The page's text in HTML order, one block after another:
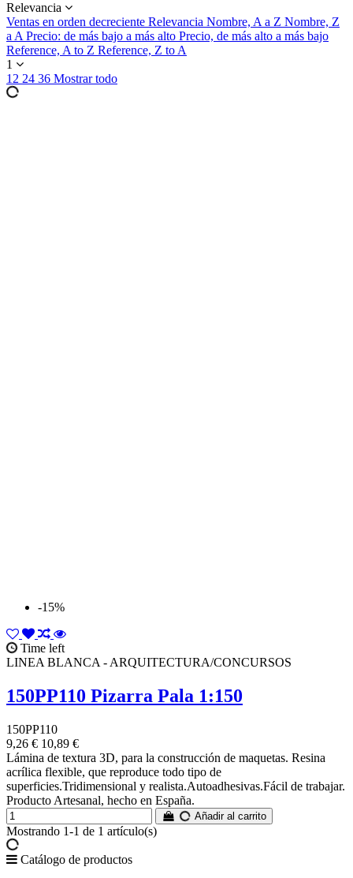
Relevancia
Ventas en orden decreciente Relevancia Nombre, A a Z Nombre, Z
a APrecio: de más bajo a más alto Precio, de más alto a más bajo
Reference, A to Z Reference, Z to A
1
12 24 36 Mostrar todo
-15%
Time left
LINEA BLANCA - ARQUITECTURA/CONCURSOS
150PP110 Pizarra Pala 1:150
150PP110
9,26 € 10,89 €
Lámina de textura 3D, para la construcción de maquetas. Resina
acrílica flexible, que reproduce todo tipo de
superficies.Tridimensional y realista.Autoadhesivas.Fácil de trabajar.
Producto Artesanal, hecho en España.
Añadir al carrito
Mostrando 1-1 de 1 artículo(s)
Catálogo de productos